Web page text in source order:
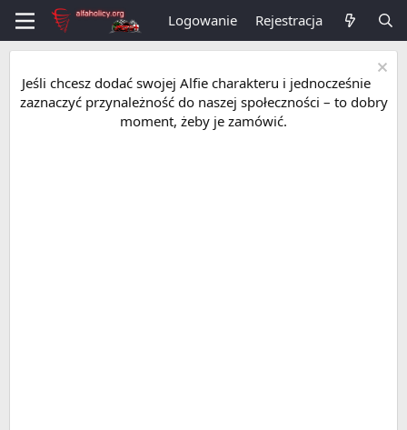
Logowanie Rejestracja
Jeśli chcesz dodać swojej Alfie charakteru i jednocześnie
zaznaczyć przynależność do naszej społeczności – to dobry
moment, żeby je zamówić.